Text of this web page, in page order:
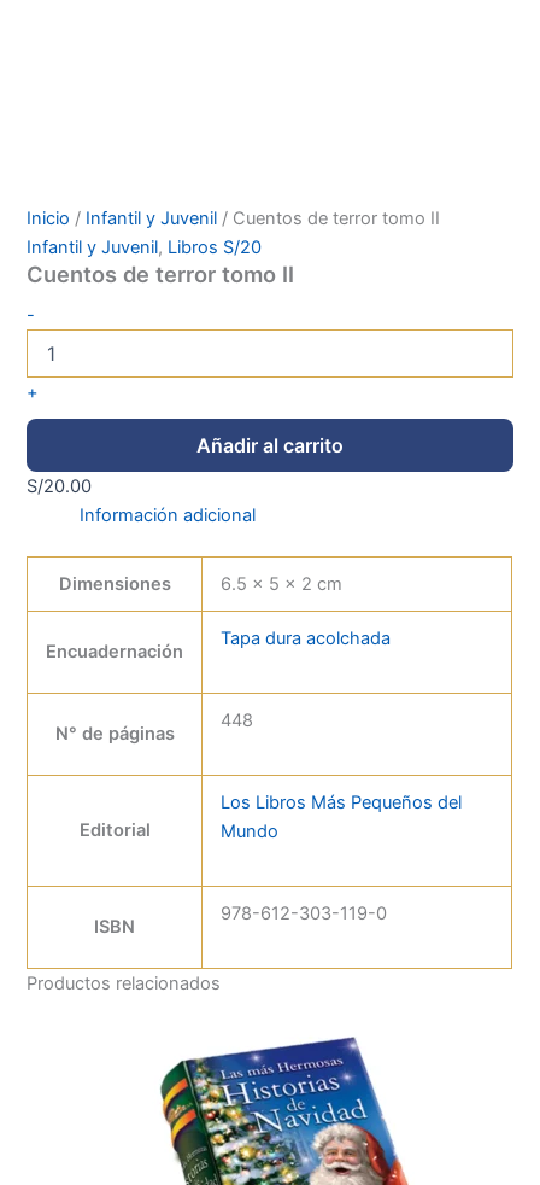
Inicio / Infantil y Juvenil / Cuentos de terror tomo II
Infantil y Juvenil, Libros S/20
Cuentos de terror tomo II
-
+
Añadir al carrito
S/20.00
Información adicional
Dimensiones 6.5 × 5 × 2 cm
Encuadernación
Tapa dura acolchada
N° de páginas
448
Editorial
Los Libros Más Pequeños del
Mundo
ISBN
978-612-303-119-0
Productos relacionados